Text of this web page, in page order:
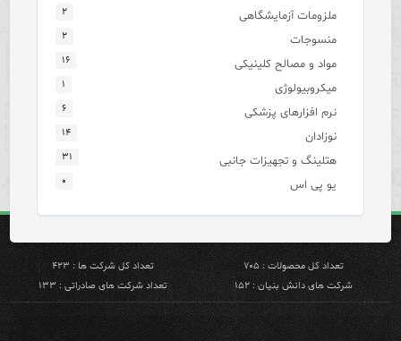
ملزومات آزمایشگاهی ۲
منسوجات ۲
مواد و مصالح کلینیکی ۱۶
میکروبیولوژی ۱
نرم افزارهای پزشکی ۶
نوزادان ۱۴
هتلینگ و تجهیزات جانبی ۳۱
یو پی اس ۰
تعداد کل محصولات : ۷۰۵
تعداد کل شرکت ها : ۴۲۳
شرکت های دانش بنیان : ۱۵۲
تعداد شرکت های صادراتی : ۱۳۳